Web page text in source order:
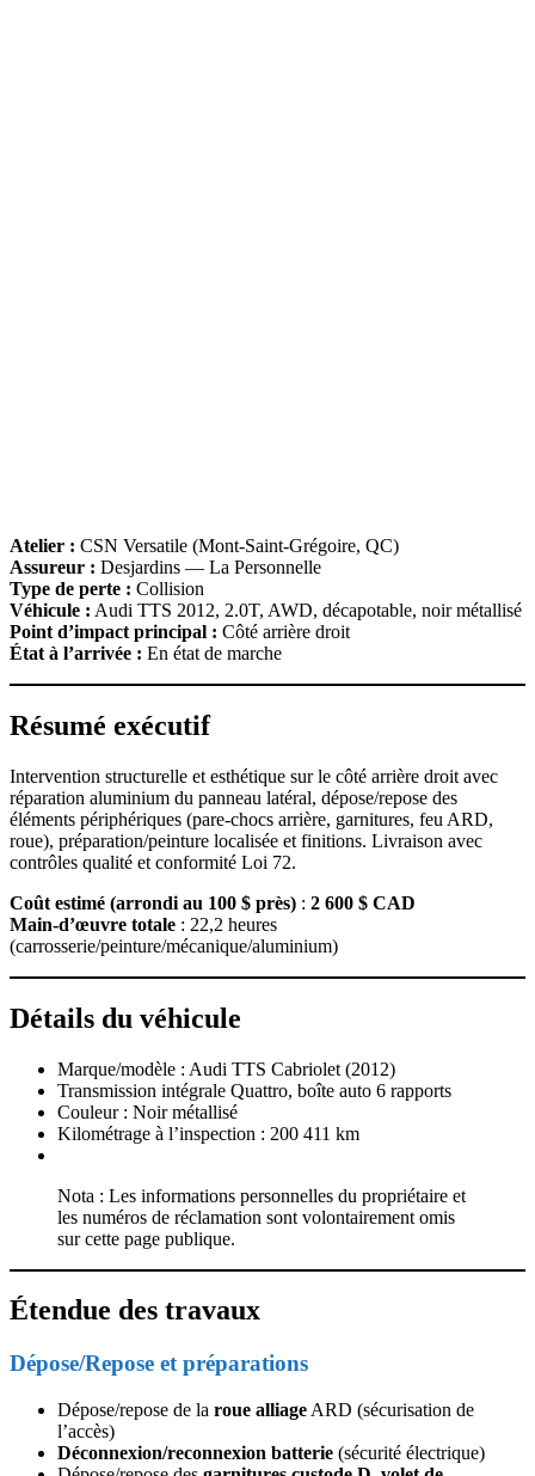
Atelier : CSN Versatile (Mont‑Saint‑Grégoire, QC)
Assureur : Desjardins — La Personnelle
Type de perte : Collision
Véhicule : Audi TTS 2012, 2.0T, AWD, décapotable, noir métallisé
Point d’impact principal : Côté arrière droit
État à l’arrivée : En état de marche
Résumé exécutif
Intervention structurelle et esthétique sur le côté arrière droit avec
réparation aluminium du panneau latéral, dépose/repose des
éléments périphériques (pare‑chocs arrière, garnitures, feu ARD,
roue), préparation/peinture localisée et finitions. Livraison avec
contrôles qualité et conformité Loi 72.
Coût estimé (arrondi au 100 $ près) : 2 600 $ CAD
Main‑d’œuvre totale : 22,2 heures
(carrosserie/peinture/mécanique/aluminium)
Détails du véhicule
Marque/modèle : Audi TTS Cabriolet (2012)
Transmission intégrale Quattro, boîte auto 6 rapports
Couleur : Noir métallisé
Kilométrage à l’inspection : 200 411 km
Nota : Les informations personnelles du propriétaire et
les numéros de réclamation sont volontairement omis
sur cette page publique.
Étendue des travaux
Dépose/Repose et préparations
Dépose/repose de la roue alliage ARD (sécurisation de
l’accès)
Déconnexion/reconnexion batterie (sécurité électrique)